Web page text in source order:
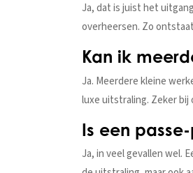
Ja, dat is juist het
overheersen. Zo
Kan ik
Ja. Meerdere kleine
luxe uitstraling. Zeker bij
Is een
Ja, in veel gevallen wel.